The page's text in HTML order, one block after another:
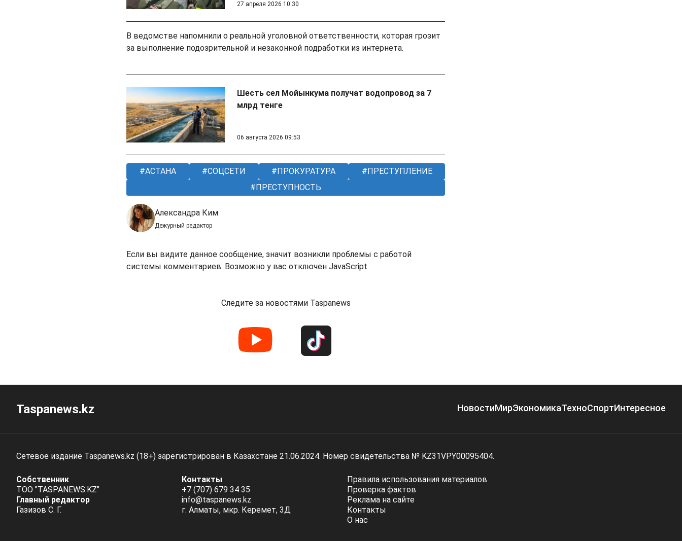
27 апреля 2026 10:30
В ведомстве напомнили о реальной уголовной ответственности, которая грозит
за выполнение подозрительной и незаконной подработки из интернета.
Шесть сел Мойынкума получат водопровод за 7
млрд тенге
06 августа 2026 09:53
АСТАНА СОЦСЕТИ ПРОКУРАТУРА
ПРЕСТУПЛЕНИЕ
ПРЕСТУПНОСТЬ
Александра Ким
Дежурный редактор
Если вы видите данное сообщение, значит возникли проблемы с работой
системы комментариев. Возможно у вас отключен JavaScript
Следите за новостями Taspanews
Taspanews.kz НовостиМирЭкономикаТехноСпортИнтересное
Сетевое издание Taspanews.kz (18+) зарегистрирован в Казахстане 21.06.2024. Номер свидетельства № KZ31VPY00095404.
Собственник
ТОО "TASPANEWS.KZ"
Главный редактор
Газизов С. Г.
Контакты
+7 (707) 679 34 35
info@taspanews.kz
г. Алматы, мкр. Керемет, 3Д
Правила использования материалов
Проверка фактов
Реклама на сайте
Контакты
О нас